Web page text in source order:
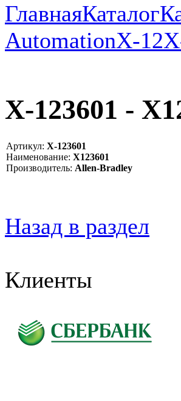
ГлавнаяКаталог
AutomationX-12
X-123601 -
Артикул: X-123601
Наименование: X123601
Производитель: Allen-Bradley
Назад в раздел
Клиенты